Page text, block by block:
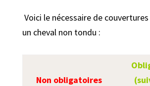
Voici le nécessaire de
un cheval non tondu :
Non obligatoires